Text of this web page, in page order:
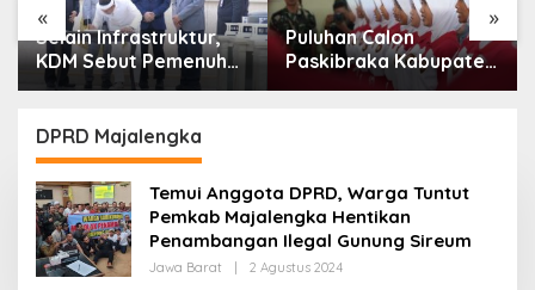
« »
Selain Infrastruktur,
KDM Sebut Pemenuhan
Kebutuhan Dasar
Fokus APBD Jabar
2027
Puluhan Calon
Paskibraka Kabupaten
Bandung Mulai Ikuti
DPRD Majalengka
Temui Anggota DPRD, Warga Tuntut
Pemkab Majalengka Hentikan
Penambangan Ilegal Gunung Sireum
Jawa Barat 2 Agustus 2024